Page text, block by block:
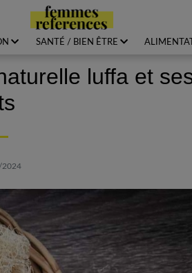
SANTÉ / BIEN ÊTRE
luffa et
2024